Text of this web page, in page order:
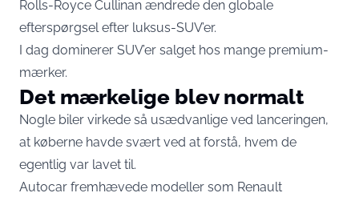
Rolls-Royce Cullinan ændrede den globale
efterspørgsel efter luksus-SUV’er.
I dag dominerer SUV’er salget hos mange premium-
mærker.
Det mærkelige blev normalt
Nogle biler virkede så usædvanlige ved lanceringen,
at køberne havde svært ved at forstå, hvem de
egentlig var lavet til.
Autocar fremhævede modeller som Renault